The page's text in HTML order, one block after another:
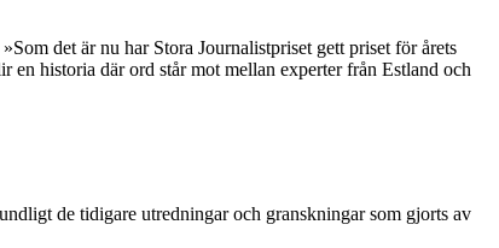
det är nu har Stora Journalistpriset gett priset för årets
historia där ord står mot mellan experter från Estland och
de tidigare utredningar och granskningar som gjorts av